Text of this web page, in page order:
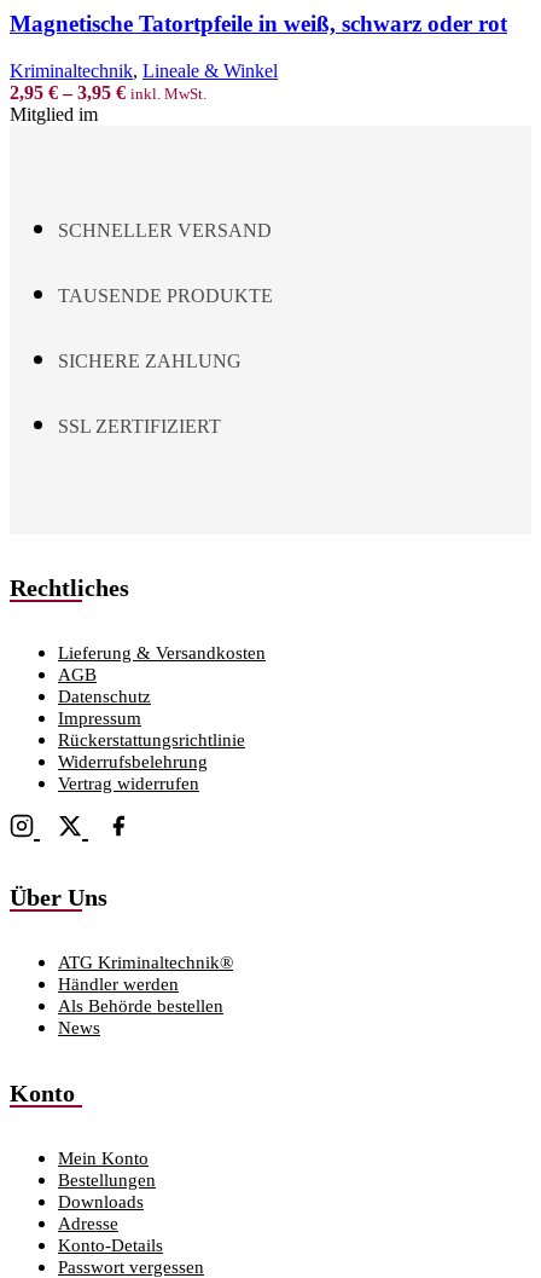
has
multiple
variants.
The
options
product
Magnetische Tatortpfeile in weiß, schwarz oder rot
Kriminaltechnik, Lineale & Winkel
2,95 €–3,95 € inkl. MwSt.
Mitglied im
SCHNELLER VERSAND
TAUSENDE PRODUKTE
SICHERE ZAHLUNG
SSL ZERTIFIZIERT
Rechtliches
Lieferung & Versandkosten
AGB
Datenschutz
Impressum
Rückerstattungsrichtlinie
Widerrufsbelehrung
Vertrag widerrufen
Über Uns
ATG Kriminaltechnik®
Händler werden
Als Behörde bestellen
News
Konto
Mein Konto
Bestellungen
Downloads
Adresse
Konto-Details
Passwort vergessen